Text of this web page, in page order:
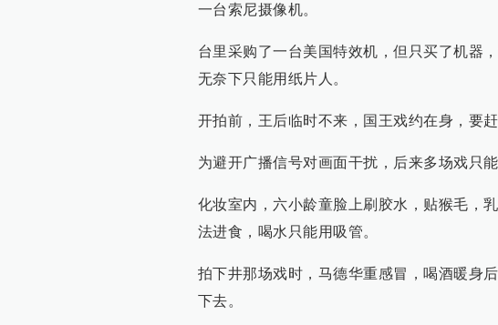
一台索尼摄像机。
台里采购了一台美国特效机，但只买了机器
无奈下只能用纸片人。
开拍前，王后临时不来，国王戏约在身，要
为避开广播信号对画面干扰，后来多场戏只
化妆室内，六小龄童脸上刷胶水，贴猴毛，
法进食，喝水只能用吸管。
拍下井那场戏时，马德华重感冒，喝酒暖身
下去。